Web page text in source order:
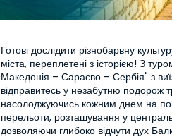
Готові дослідити різнобарвну
міста, переплетені з історією! З
Македонія – Сараєво – Сербія" з
відправитесь у незабутню подорож
насолоджуючись кожним днем на
перельоти, розташування у
дозволяючи глибоко відчути дух